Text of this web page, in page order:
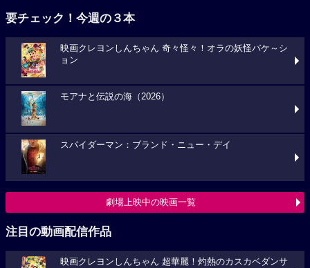
要チェック！今週の３本
映画クレヨンしんちゃん 奇々怪々！オラの妖怪バケ～シ
ョン
モアナと伝説の海（2026）
スパイダーマン：ブランド・ニュー・デイ
劇場上映中の映画一覧
注目の動画配信作品
映画クレヨンしんちゃん 超華麗！灼熱のカスカベダンサ